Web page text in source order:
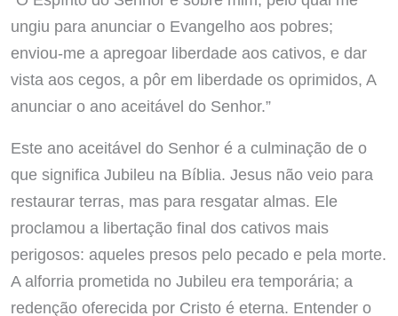
ungiu para anunciar o Evangelho aos pobres;
enviou-me a apregoar liberdade aos cativos, e dar
vista aos cegos, a pôr em liberdade os oprimidos, A
anunciar o ano aceitável do Senhor.”
Este ano aceitável do Senhor é a culminação de o
que significa Jubileu na Bíblia. Jesus não veio para
restaurar terras, mas para resgatar almas. Ele
proclamou a libertação final dos cativos mais
perigosos: aqueles presos pelo pecado e pela morte.
A alforria prometida no Jubileu era temporária; a
redenção oferecida por Cristo é eterna. Entender o